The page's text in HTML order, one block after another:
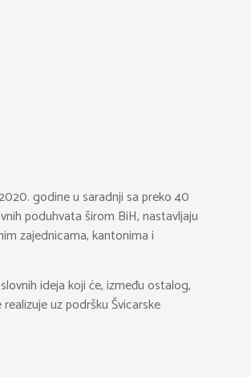
godine u saradnji sa preko 40
poduhvata širom BiH, nastavljaju
zajednicama, kantonima i
ideja koji će, između ostalog,
uz podršku Švicarske